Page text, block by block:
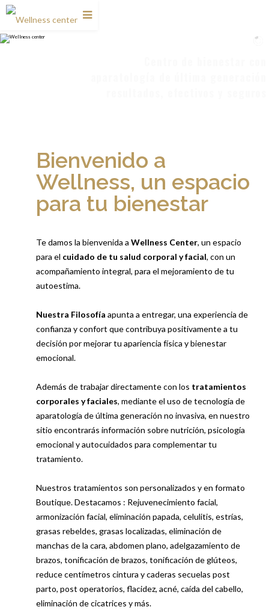
Bienvenido a
Wellness, un espacio
para tu bienestar
Te damos la bienvenida a Wellness Center, un espacio
para el cuidado de tu salud corporal y facial, con un
acompañamiento integral, para el mejoramiento de tu
autoestima.
Nuestra Filosofía apunta a entregar, una experiencia de
confianza y confort que contribuya positivamente a tu
decisión por mejorar tu apariencia física y bienestar
emocional.
Además de trabajar directamente con los tratamientos
corporales y faciales, mediante el uso de tecnología de
aparatología de última generación no invasiva, en nuestro
sitio encontrarás información sobre nutrición, psicología
emocional y autocuidados para complementar tu
tratamiento.
Nuestros tratamientos son personalizados y en formato
Boutique. Destacamos : Rejuvenecimiento facial,
armonización facial, eliminación papada, celulitis, estrías,
grasas rebeldes, grasas localizadas, eliminación de
manchas de la cara, abdomen plano, adelgazamiento de
brazos, tonificación de brazos, tonificación de glúteos,
reduce centímetros cintura y caderas secuelas post
parto, post operatorios, flacidez, acné, caída del cabello,
eliminación de cicatrices y más.